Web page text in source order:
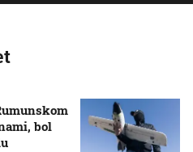
bol